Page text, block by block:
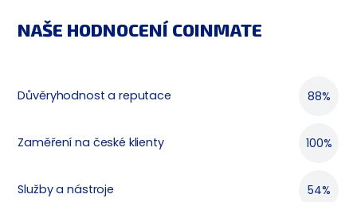
NAŠE HODNOCENÍ COINMATE
Důvěryhodnost a reputace 88%
Zaměření na české klienty 100%
Služby a nástroje 54%